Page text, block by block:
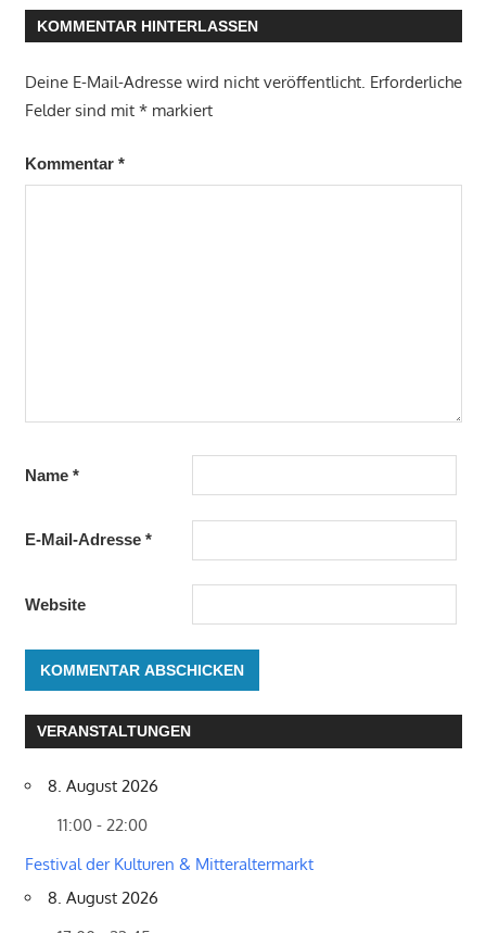
KOMMENTAR HINTERLASSEN
Deine E-Mail-Adresse wird nicht veröffentlicht. Erforderliche
Felder sind mit *markiert
Kommentar *
Name *
E-Mail-Adresse *
Website
VERANSTALTUNGEN
8. August 2026
11:00 - 22:00
Festival der Kulturen & Mitteraltermarkt
8. August 2026